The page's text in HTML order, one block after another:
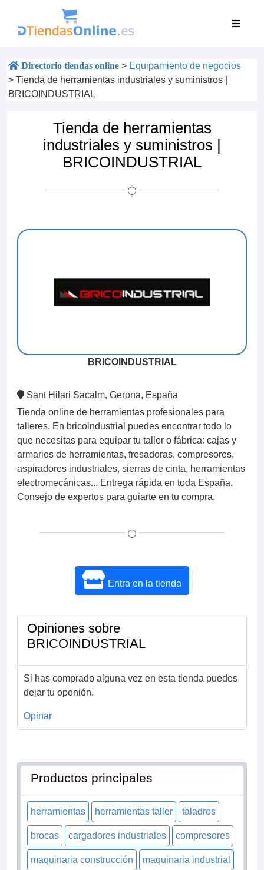
Directorio tiendas online > Equipamiento de negocios
> Tienda de herramientas industriales y suministros |
BRICOINDUSTRIAL
Tienda de herramientas
industriales y suministros |
BRICOINDUSTRIAL
BRICOINDUSTRIAL
Sant Hilari Sacalm, Gerona, España
Tienda online de herramientas profesionales para
talleres. En bricoindustrial puedes encontrar todo lo
que necesitas para equipar tu taller o fábrica: cajas y
armarios de herramientas, fresadoras, compresores,
aspiradores industriales, sierras de cinta, herramientas
electromecánicas... Entrega rápida en toda España.
Consejo de expertos para guiarte en tu compra.
Entra en la tienda
Opiniones sobre
BRICOINDUSTRIAL
Si has comprado alguna vez en esta tienda puedes
dejar tu oponión.
Opinar
Productos principales
herramientas herramientas taller taladros
brocas cargadores industriales compresores
maquinaria construcción maquinaria industrial